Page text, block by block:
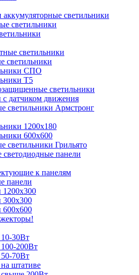
светильники
светильники
светильники
светильники
СПО
Т5
светильники
датчиком движения
светильники Армстронг
1200х180
600х600
светильники Грильято
светодиодные панели
к панелям
панели
1200х300
300х300
600х600
30Вт
200Вт
70Вт
штативе